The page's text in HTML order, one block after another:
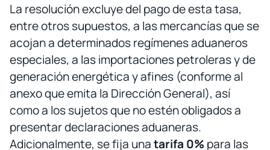
La resolución excluye del pago de esta tasa,
entre otros supuestos, a las mercancías que se
acojan a determinados regímenes aduaneros
especiales, a las importaciones petroleras y de
generación energética y afines (conforme al
anexo que emita la Dirección General), así
como a los sujetos que no estén obligados a
presentar declaraciones aduaneras.
Adicionalmente, se fija unatarifa 0% para las